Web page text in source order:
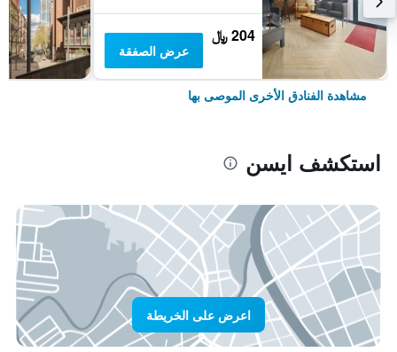
204 ﷼
عرض الصفقة
مشاهدة الفنادق الأخرى الموصى بها
استكشف ايسن
اعرض على الخريطة